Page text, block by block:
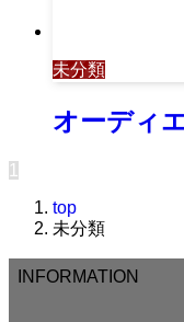
未分類
オーディ
1
top
未分類
INFORMATION